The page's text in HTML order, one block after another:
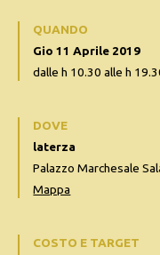
QUANDO
Gio 11 Aprile 2019
dalle h 10.30 alle h
DOVE
laterza
Palazzo Marchesale
Mappa
COSTO E TARGET